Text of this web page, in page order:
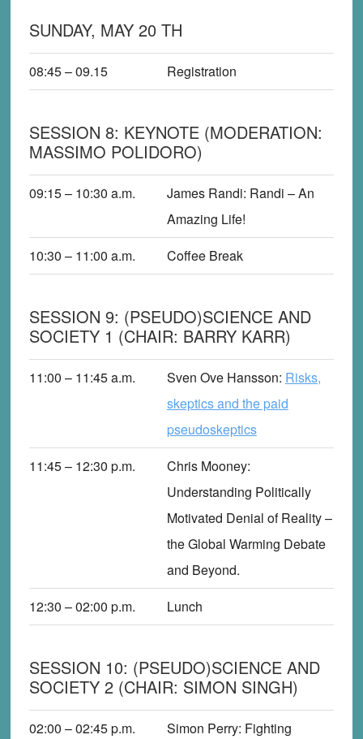
SUNDAY, MAY 20 TH
08:45 – 09.15 Registration
SESSION 8: KEYNOTE (MODERATION:
MASSIMO POLIDORO)
09:15 – 10:30 a.m. James Randi: Randi – An
Amazing Life!
10:30 – 11:00 a.m. Coffee Break
SESSION 9: (PSEUDO)SCIENCE AND
SOCIETY 1 (CHAIR: BARRY KARR)
11:00 – 11:45a.m. Sven Ove Hansson: Risks,
skeptics and the paid
pseudoskeptics
11:45 – 12:30 p.m. Chris Mooney:
Understanding Politically
Motivated Denial of Reality –
the Global Warming Debate
and Beyond.
12:30 – 02:00 p.m. Lunch
SESSION 10: (PSEUDO)SCIENCE AND
SOCIETY 2 (CHAIR: SIMON SINGH)
02:00 – 02:45p.m. Simon Perry: Fighting